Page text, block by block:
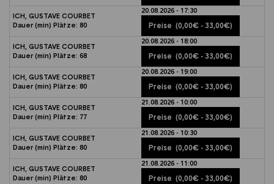
ICH, GUSTAVE COURBET
Dauer (min) Plätze: 80
20.08.2026 - 17:30
Preise (0,00€ - 33,00€)
ICH, GUSTAVE COURBET
Dauer (min) Plätze: 68
20.08.2026 - 18:00
Preise (0,00€ - 33,00€)
ICH, GUSTAVE COURBET
Dauer (min) Plätze: 80
20.08.2026 - 19:00
Preise (0,00€ - 33,00€)
ICH, GUSTAVE COURBET
Dauer (min) Plätze: 77
21.08.2026 - 10:00
Preise (0,00€ - 33,00€)
ICH, GUSTAVE COURBET
Dauer (min) Plätze: 80
21.08.2026 - 10:30
Preise (0,00€ - 33,00€)
ICH, GUSTAVE COURBET
Dauer (min) Plätze: 80
21.08.2026 - 11:00
Preise (0,00€ - 33,00€)